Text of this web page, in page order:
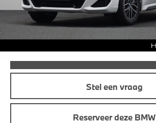
Offerte aanvraag
Stel een vraag
Reserveer deze BMW